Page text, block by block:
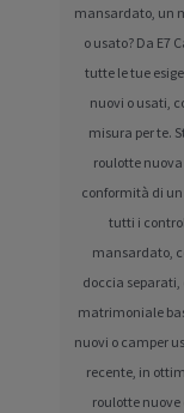
mansardato, un
o usato? Da E7
tutte le tue
nuovi o usati,
misura per te.
roulotte
conformità di
tutti i
mansardato,
doccia
matrimoniale
nuovi o camper
recente, in
roulotte